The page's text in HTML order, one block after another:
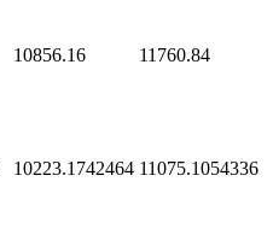
10856.16 11760.84
10223.1742464 11075.1054336